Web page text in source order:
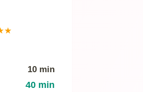
★
10 min
40 min